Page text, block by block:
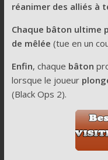
réanimer des alliés à
Chaque bâton ultime
de mêlée (tue en un
Enfin, chaque bâton
lorsque le joueur
(Black Ops 2).